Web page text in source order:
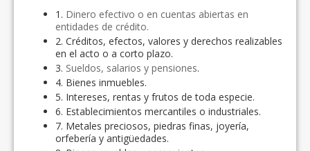
1. Dinero efectivo o en cuentas abiertas en
entidades de crédito.
2. Créditos, efectos, valores y derechos realizables
en el acto o a corto plazo.
3. Sueldos, salarios y pensiones.
4. Bienes inmuebles.
5. Intereses, rentas y frutos de toda especie.
6. Establecimientos mercantiles o industriales.
7. Metales preciosos, piedras finas, joyería,
orfebería y antigüedades.